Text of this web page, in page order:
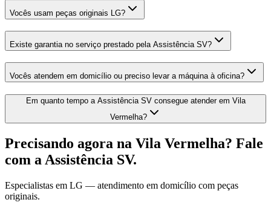
Vocês usam peças originais LG?
Existe garantia no serviço prestado pela Assistência SV?
Vocês atendem em domicílio ou preciso levar a máquina à oficina?
Em quanto tempo a Assistência SV consegue atender em Vila
Vermelha?
Precisando agora na Vila Vermelha? Fale
com a Assistência SV.
Especialistas em LG — atendimento em domicílio com peças
originais.